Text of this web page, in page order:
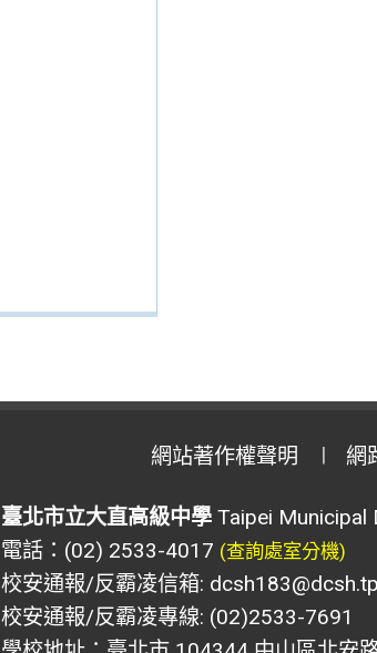
網站著作權聲明 網
臺北市立大直高級中學Taipei Municipal
電話：(02) 2533-4017 (查詢處室分機)
校安通報/反霸凌信箱:
校安通報/反霸凌專線: (02)2533-7691